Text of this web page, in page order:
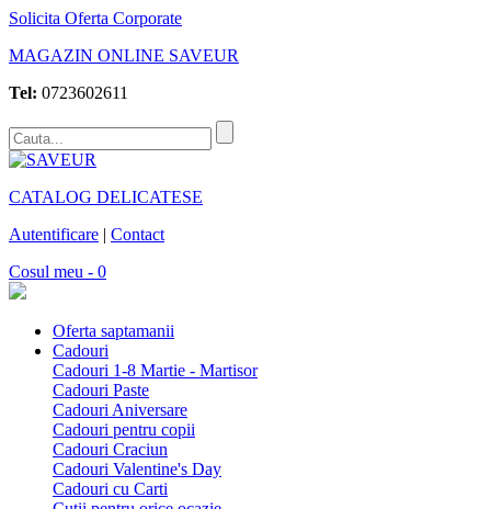
Solicita Oferta Corporate
MAGAZIN ONLINE SAVEUR
Tel: 0723602611
CATALOG DELICATESE
Autentificare | Contact
Cosul meu - 0
Oferta saptamanii
Cadouri
Cadouri 1-8 Martie - Martisor
Cadouri Paste
Cadouri Aniversare
Cadouri pentru copii
Cadouri Craciun
Cadouri Valentine's Day
Cadouri cu Carti